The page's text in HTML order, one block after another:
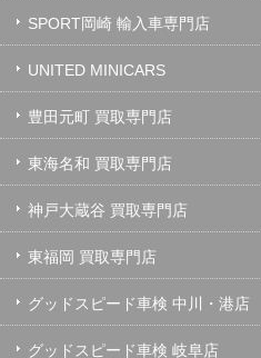
SPORT岡崎 輸入車専門店
UNITED MINICARS
豊田元町 買取専門店
東海名和 買取専門店
神戸大蔵谷 買取専門店
東福岡 買取専門店
グッドスピード車検 中川・港店
グッドスピード車検 岐阜店